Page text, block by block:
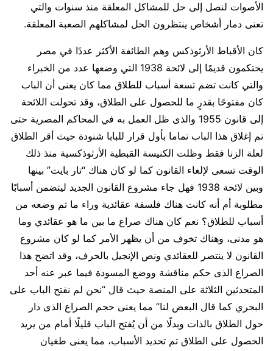
الأصوات لنصل إلى حل للمشاكل المعلقة منذ سنوات والتي
تعنى دمار أشخاص ينتظرون الحل لمشاكلهم الصعبة المعلقة.
كان الأقباط الأرثوذكس وهم الطائفة الأكثر عددًا في مصر
يحتكمون قديمًا إلى لائحة 1938 التي وضعها عدد من الخبراء
والتي كانت تضم تسعة أسباب للطلاق مما كان يعنى أن الباب
كان مفتوحًا بقدرٍ ما للحصول على الطلاق، وقد تحولت اللائحة
إلى قانون 1955 والذى ظل العمل به في المحاكم المصرية حتى
تم إغلاق هذا الباب تماما بأول قرار للبابا شنودة حيث أقر الطلاق
لعلة الزنا فقط وظلت الكنيسة القبطية الأرثوذكسية منذ ذلك
الوقت تسعى لإلغاء القانون كما لو كان هناك “تار بايت” بينها
وبين لائحة 1938 فهل جاء مشروع القانون الجديد ليتضمن أسبابًا
مطلوبة أم أنه كانت هناك فلسفة عقائدية وراء ما تم وضعه من
أسباب للطلاق؟ نعم كان هناك صراع ما بين ما هو عقائدي وما
هو مدنى، وهناك تخوف من أن يظهر الأمر كما لو كان مشروع
القانون لا ينتصر للعقائدي ونص الإنجيل بالحرف، وقد اتضح هذا
الصراع الذى حكم مناقشة ووضع المسودة فيما عبر عنه أحد
المتحدثين الثلاثة على المنصة حيث قال “نحن لم نفتح الباب على
البحري كما قال البعض لنا” مما يعنى حجم الصراع الذى دار
حول الطلاق بالذات وبدلًا من أن يُفتح الباب قليلًا أمام من يريد
الحصول على الطلاق تم تحديد الأسباب، مما يعنى طغيان